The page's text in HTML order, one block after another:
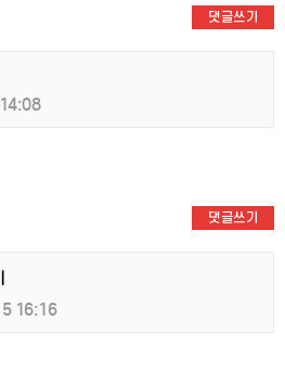
댓글쓰기
댓글쓰기
16:16